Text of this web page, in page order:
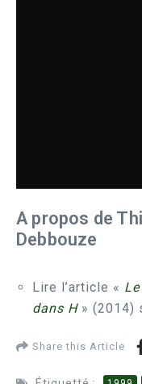
A propos de
Debbouze
Lire l’article «
dans H» (2014)
Share this Article